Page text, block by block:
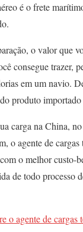
é o frete
o valor que
consegue trazer,
em um navio.
produto importado
carga na China,
o agente de
o melhor custo-
de todo processo
o agente de cargas